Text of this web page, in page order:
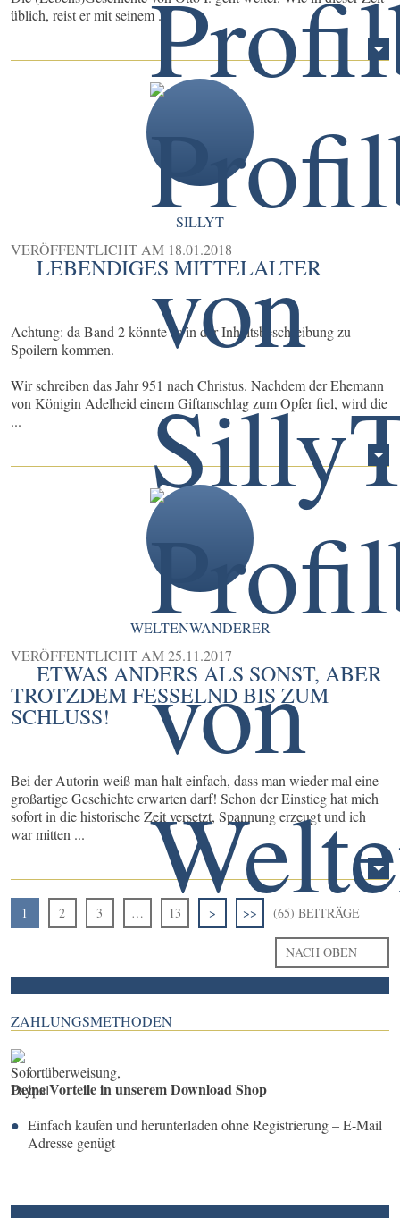
üblich, reist er mit seinem ...
SILLYT
VERÖFFENTLICHT AM 18.01.2018
LEBENDIGES MITTELALTER
Achtung: da Band 2 könnte es in der Inhaltsbeschreibung zu
Spoilern kommen.
Wir schreiben das Jahr 951 nach Christus. Nachdem der Ehemann
von Königin Adelheid einem Giftanschlag zum Opfer fiel, wird die
...
WELTENWANDERER
VERÖFFENTLICHT AM25.11.2017
ETWAS ANDERS ALS SONST, ABER
TROTZDEM FESSELND BIS ZUM
SCHLUSS!
Bei der Autorin weiß man halt einfach, dass man wieder mal eine
großartige Geschichte erwarten darf! Schon der Einstieg hat mich
sofort in die historische Zeit versetzt, Spannung erzeugt und ich
war mitten ...
1 2 3 … 13 > >> (65) BEITRÄGE
NACH OBEN
ZAHLUNGSMETHODEN
Deine Vorteile in unserem Download Shop
Einfach kaufen und herunterladen ohne Registrierung – E-Mail
Adresse genügt